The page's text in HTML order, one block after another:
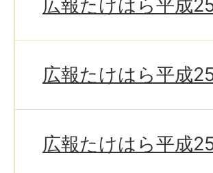
広報たけはら平成
広報たけはら平成
広報たけはら平成